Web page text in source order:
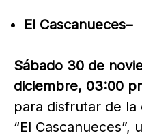
El Cascanueces–
Sábado 30 de
diciembre, 03:00
para disfrutar de la
“El Cascanueces”,